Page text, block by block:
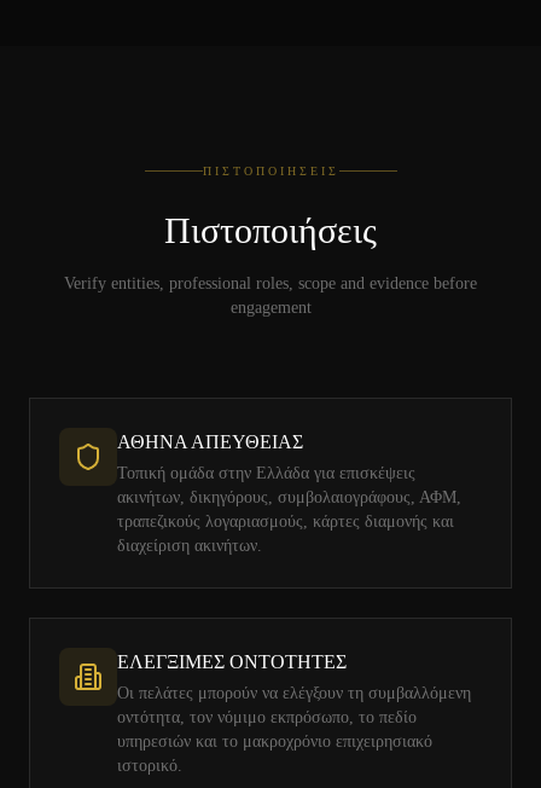
ΠΙΣΤΟΠΟΙΉΣΕΙΣ
Πιστοποιήσεις
Verify entities, professional roles, scope and evidence before
engagement
ΑΘΗΝΑ ΑΠΕΥΘΕΙΑΣ
Τοπική ομάδα στην Ελλάδα για επισκέψεις
ακινήτων, δικηγόρους, συμβολαιογράφους, ΑΦΜ,
τραπεζικούς λογαριασμούς, κάρτες διαμονής και
διαχείριση ακινήτων.
ΕΛΕΓΞΙΜΕΣ ΟΝΤΟΤΗΤΕΣ
Οι πελάτες μπορούν να ελέγξουν τη συμβαλλόμενη
οντότητα, τον νόμιμο εκπρόσωπο, το πεδίο
υπηρεσιών και το μακροχρόνιο επιχειρησιακό
ιστορικό.